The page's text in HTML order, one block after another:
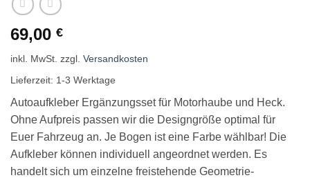
69,00 €
inkl. MwSt. zzgl. Versandkosten
Lieferzeit: 1-3 Werktage
Autoaufkleber Ergänzungsset für Motorhaube und Heck.
Ohne Aufpreis passen wir die Designgröße optimal für
Euer Fahrzeug an. Je Bogen ist eine Farbe wählbar! Die
Aufkleber können individuell angeordnet werden. Es
handelt sich um einzelne freistehende Geometrie-